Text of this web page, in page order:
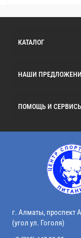
КАТАЛОГ
НАШИ
ПОМОЩЬ И
г. Алматы, проспект
(угол ул. Гоголя)